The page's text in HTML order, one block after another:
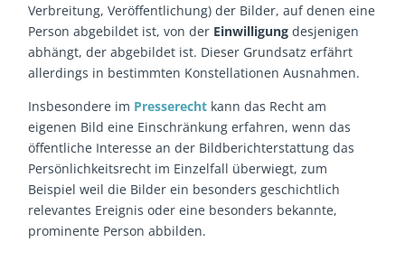
Verbreitung, Veröffentlichung) der Bilder, auf denen eine
Person abgebildet ist, von der Einwilligung desjenigen
abhängt, der abgebildet ist. Dieser Grundsatz erfährt
allerdings in bestimmten Konstellationen Ausnahmen.
Insbesondere im Presserecht kann das Recht am
eigenen Bild eine Einschränkung erfahren, wenn das
öffentliche Interesse an der Bildberichterstattung das
Persönlichkeitsrecht im Einzelfall überwiegt, zum
Beispiel weil die Bilder ein besonders geschichtlich
relevantes Ereignis oder eine besonders bekannte,
prominente Person abbilden.